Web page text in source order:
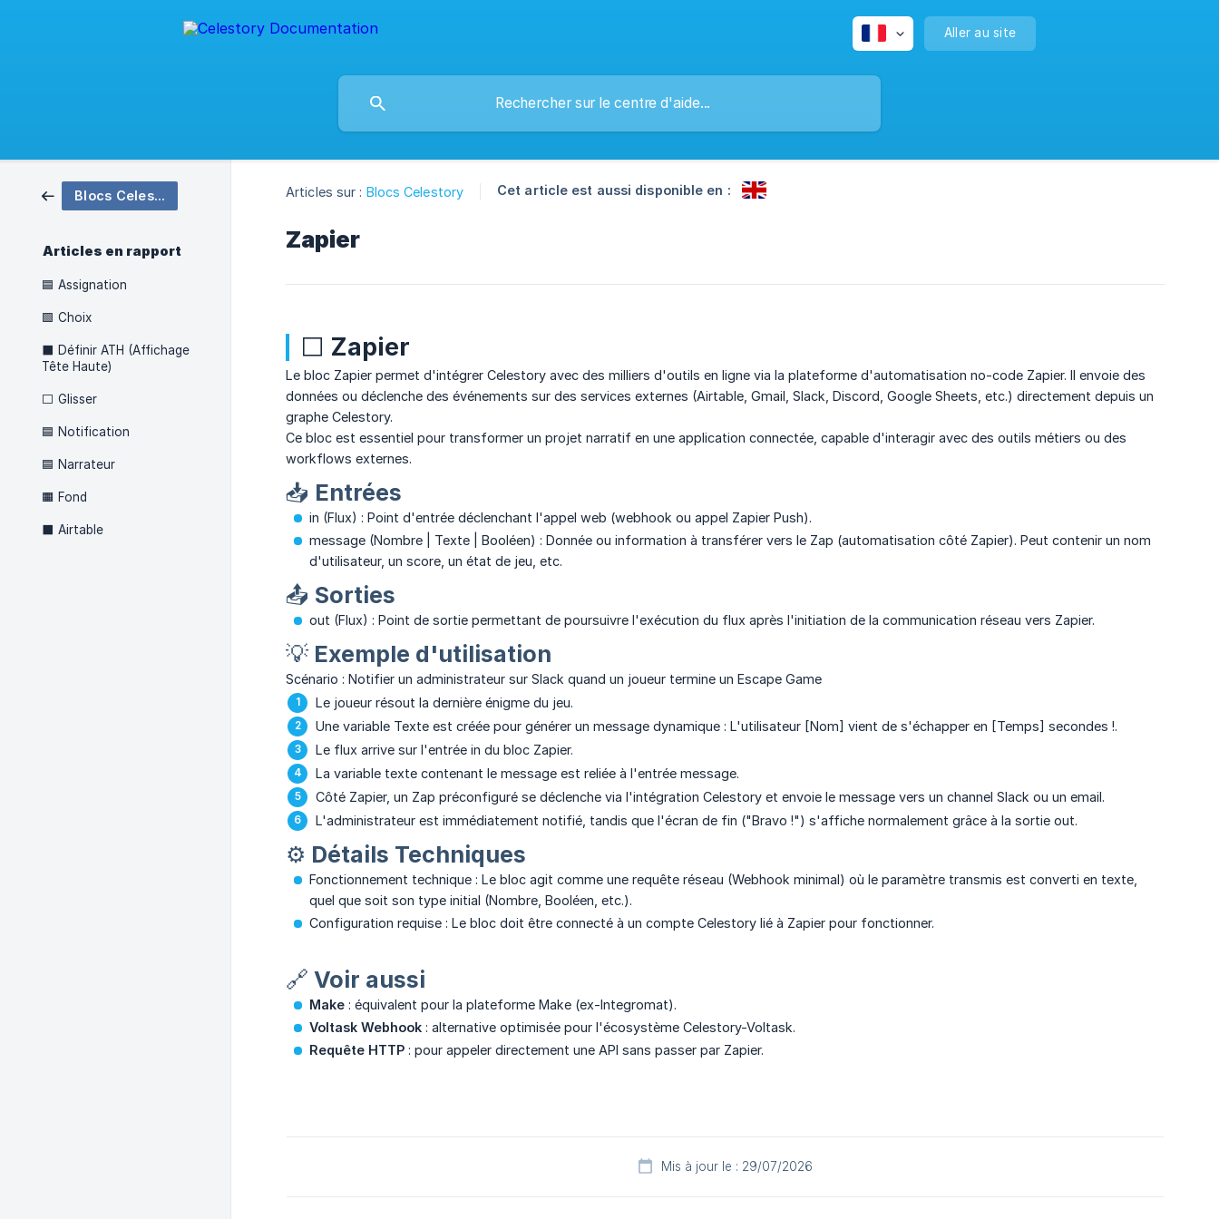
Aller au site
Blocs Celestory
Articles en rapport
🟦 Assignation
🟩 Choix
⬛ Définir ATH (Affichage
Tête Haute)
⬜ Glisser
🟦 Notification
🟦 Narrateur
🟧 Fond
⬛ Airtable
Articles sur : Blocs Celestory Cet article est aussi disponible en :
Zapier
⬜ Zapier
Le bloc Zapier permet d'intégrer Celestory avec des milliers d'outils en ligne via la plateforme d'automatisation no-code Zapier. Il envoie des
données ou déclenche des événements sur des services externes (Airtable, Gmail, Slack, Discord, Google Sheets, etc.) directement depuis un
graphe Celestory.
Ce bloc est essentiel pour transformer un projet narratif en une application connectée, capable d'interagir avec des outils métiers ou des
workflows externes.
📥 Entrées
in (Flux) : Point d'entrée déclenchant l'appel web (webhook ou appel Zapier Push).
message (Nombre | Texte | Booléen) : Donnée ou information à transférer vers le Zap (automatisation côté Zapier). Peut contenir un nom
d'utilisateur, un score, un état de jeu, etc.
📤 Sorties
out (Flux) : Point de sortie permettant de poursuivre l'exécution du flux après l'initiation de la communication réseau vers Zapier.
💡 Exemple d'utilisation
Scénario : Notifier un administrateur sur Slack quand un joueur termine un Escape Game
Le joueur résout la dernière énigme du jeu.
Une variable Texte est créée pour générer un message dynamique : L'utilisateur [Nom] vient de s'échapper en [Temps] secondes !.
Le flux arrive sur l'entrée in du bloc Zapier.
La variable texte contenant le message est reliée à l'entrée message.
Côté Zapier, un Zap préconfiguré se déclenche via l'intégration Celestory et envoie le message vers un channel Slack ou un email.
L'administrateur est immédiatement notifié, tandis que l'écran de fin ("Bravo !") s'affiche normalement grâce à la sortie out.
⚙️ Détails Techniques
Fonctionnement technique : Le bloc agit comme une requête réseau (Webhook minimal) où le paramètre transmis est converti en texte,
quel que soit son type initial (Nombre, Booléen, etc.).
Configuration requise : Le bloc doit être connecté à un compte Celestory lié à Zapier pour fonctionner.
🔗 Voir aussi
Make : équivalent pour la plateforme Make (ex-Integromat).
Voltask Webhook : alternative optimisée pour l'écosystème Celestory-Voltask.
Requête HTTP : pour appeler directement une API sans passer par Zapier.
Mis à jour le : 29/07/2026